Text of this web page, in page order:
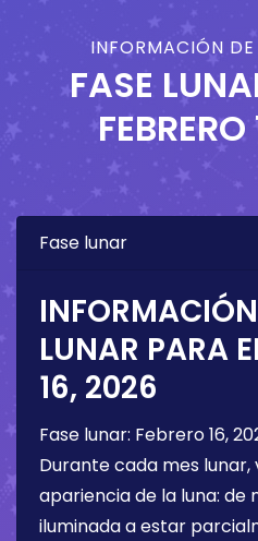
INFORMACIÓN DE
FASE
Fase lunar
LUNAR PARA
16, 2026
Fase lunar: Febrero 16,
Durante cada mes
apariencia de la luna: de
iluminada a estar